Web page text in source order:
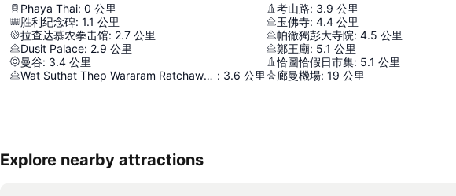
Phaya Thai: 0 公里
胜利纪念碑: 1.1 公里
拉查达慕农拳击馆: 2.7 公里
Dusit Palace: 2.9 公里
曼谷: 3.4 公里
Wat Suthat Thep Wararam Ratchaworamahawihan : 3.6 公里
考山路: 3.9 公里
玉佛寺: 4.4 公里
帕徹獨彭大寺院: 4.5 公里
鄭王廟: 5.1 公里
恰圖恰假日市集: 5.1 公里
廊曼機場: 19 公里
Explore nearby attractions